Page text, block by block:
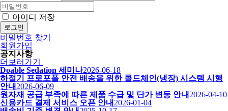
아이디 저장
로그인
비밀번호 찾기
회원가입
공지사항
더보러가기
Doable Sedation 세미나2026-06-18
하절기 프로포폴 안전 배송을 위한 콜드체인(냉장) 시스템 시행
안내 2026-06-09
원자재 공급 부족에 따른 제품 수급 및 단가 변동 안내 2026-04-10
신용카드 결제 서비스 오픈 안내 2026-01-04